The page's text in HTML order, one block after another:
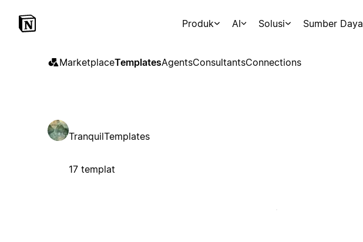
Produk AI Solusi Sumber Daya
MarketplaceTemplatesAgentsConsultantsConnections
TranquilTemplates
17 templat